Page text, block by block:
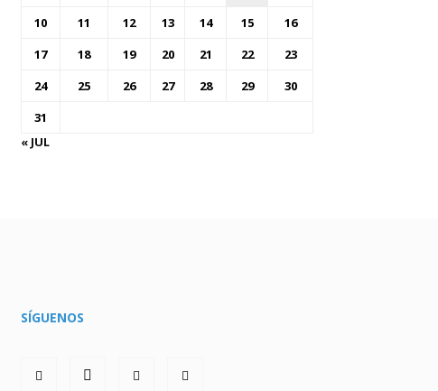
10
11 12 13 14 15
16
17
18 19 20 21 22
23
24
25 26 27 28 29
30
31
« JUL
SÍGUENOS